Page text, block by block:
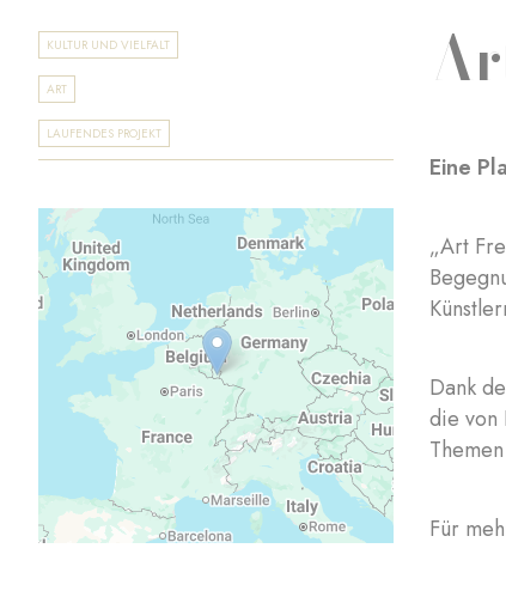
KULTUR UND VIELFALT
ART
LAUFENDES PROJEKT
Eine
„Art
Dank
die von
Für